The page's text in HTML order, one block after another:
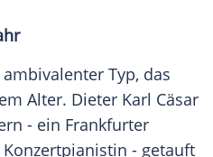
Typ, das
Alter. Dieter Karl Cäsar
- ein Frankfurter
- getauft